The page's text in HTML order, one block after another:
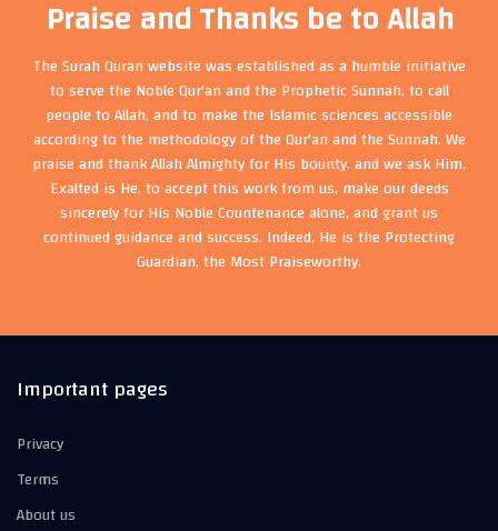
Praise and Thanks be to Allah
The Surah Quran website was established as a humble initiative
to serve the Noble Qur'an and the Prophetic Sunnah, to call
people to Allah, and to make the Islamic sciences accessible
according to the methodology of the Qur'an and the Sunnah. We
praise and thank Allah Almighty for His bounty, and we ask Him,
Exalted is He, to accept this work from us, make our deeds
sincerely for His Noble Countenance alone, and grant us
continued guidance and success. Indeed, He is the Protecting
Guardian, the Most Praiseworthy.
Important pages
Privacy
Terms
About us